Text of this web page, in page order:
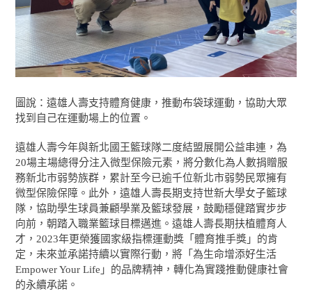
圖說：遠雄人壽支持體育健康，推動布袋球運動，協助大眾
找到自己在運動場上的位置。
遠雄人壽今年與新北國王籃球隊二度結盟展開公益串連，為
20場主場總得分注入微型保險元素，將分數化為人數捐贈服
務新北市弱勢族群，累計至今已逾千位新北市弱勢民眾擁有
微型保險保障。此外，遠雄人壽長期支持世新大學女子籃球
隊，協助學生球員兼顧學業及籃球發展，鼓勵穩健踏實步步
向前，朝踏入職業籃球目標邁進。遠雄人壽長期扶植體育人
才，2023年更榮獲國家級指標運動獎「體育推手獎」的肯
定，未來並承諾持續以實際行動，將「為生命增添好生活
Empower Your Life」的品牌精神，轉化為實踐推動健康社會
的永續承諾。